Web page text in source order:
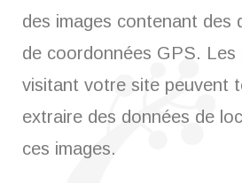
des images contenant des
de coordonnées GPS. Les
visitant votre site peuvent
extraire des données de
ces images.